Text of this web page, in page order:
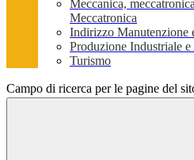
Meccanica,
Meccatronica
Indirizzo Manutenzione
Produzione Industriale
Turismo
Campo di ricerca per le pagine del